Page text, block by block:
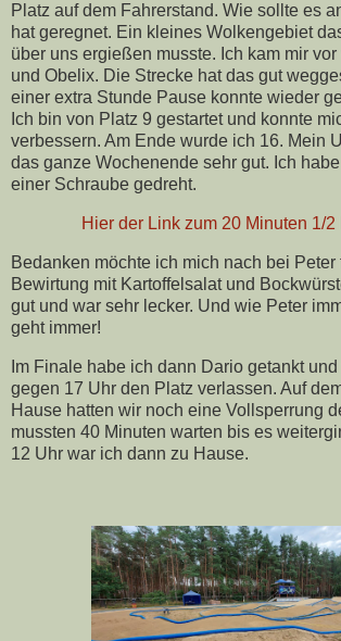
Platz auf dem Fahrerstand. Wie sollte es
hat geregnet. Ein kleines Wolkengebiet
über uns ergießen musste. Ich kam mir
und Obelix. Die Strecke hat das gut
einer extra Stunde Pause konnte wieder
Ich bin von Platz 9 gestartet und konnte
verbessern. Am Ende wurde ich 16. Mein
das ganze Wochenende sehr gut. Ich
einer Schraube gedreht.
Hier der Link zum 20 Minuten 1/2
Bedanken möchte ich mich nach bei Peter
Bewirtung mit Kartoffelsalat und
gut und war sehr lecker. Und wie Peter
geht immer!
Im Finale habe ich dann Dario getankt
gegen 17 Uhr den Platz verlassen. Auf
Hause hatten wir noch eine Vollsperrung
mussten 40 Minuten warten bis es
12 Uhr war ich dann zu Hause.